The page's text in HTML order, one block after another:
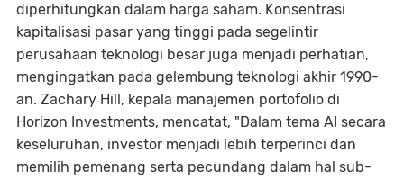
diperhitungkan dalam harga saham. Konsentrasi
kapitalisasi pasar yang tinggi pada segelintir
perusahaan teknologi besar juga menjadi perhatian,
mengingatkan pada gelembung teknologi akhir 1990-
an. Zachary Hill, kepala manajemen portofolio di
Horizon Investments, mencatat, "Dalam tema AI secara
keseluruhan, investor menjadi lebih terperinci dan
memilih pemenang serta pecundang dalam hal sub-